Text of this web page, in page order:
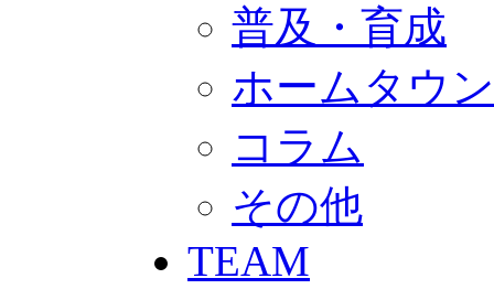
ユース
練習拠点（ナラディーア）
CLUB
2026/27 パートナー企業
クラブ理念
クラブ情報
サステナビリティ
Web制作支援
普及・育成
ホームタウン
コラム
その他
TEAM